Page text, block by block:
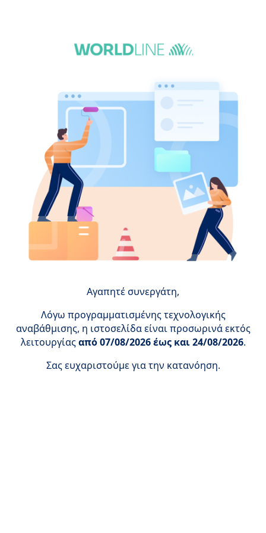
Αγαπητέ συνεργάτη,
Λόγω προγραμματισμένης τεχνολογικής
αναβάθμισης, η ιστοσελίδα είναι προσωρινά εκτός
λειτουργίαςαπό 07/08/2026 έως και 24/08/2026.
Σας ευχαριστούμε για την κατανόηση.